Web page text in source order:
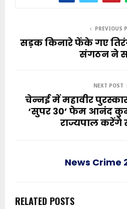
PREVIOUS
सड़क किनारे फेंके गए
संगठन ने
NEXT POST
चेन्नई में महावीर
‘सुपर 30’ फेम आनंद
राज्यपाल करेंगे
News Crime
RELATED POSTS